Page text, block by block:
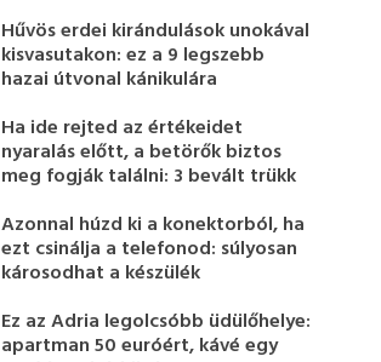
Hűvös erdei kirándulások unokával
kisvasutakon: ez a 9 legszebb
hazai útvonal kánikulára
Ha ide rejted az értékeidet
nyaralás előtt, a betörők biztos
meg fogják találni: 3 bevált trükk
Azonnal húzd ki a konektorból, ha
ezt csinálja a telefonod: súlyosan
károsodhat a készülék
Ez az Adria legolcsóbb üdülőhelye:
apartman 50 euróért, kávé egy